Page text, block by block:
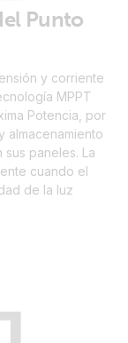
Punto
y corriente
MPPT
Potencia, por
almacenamiento
paneles. La
cuando el
de la luz